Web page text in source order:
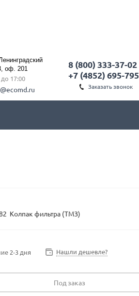
8 (800) 333-37-02
+7 (4852) 695-795
Заказать звонок
оф. 201
до 17:00
Колпак фильтра (ТМЗ)
2-3 дня Нашли дешевле?
Под заказ